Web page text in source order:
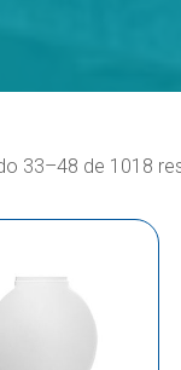
33–48 de 1018